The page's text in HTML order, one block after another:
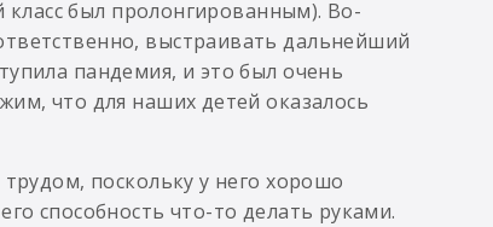
класс был пролонгированным). Во-
выстраивать дальнейший
пандемия, и это был очень
что для наших детей оказалось
поскольку у него хорошо
способность что-то делать руками.